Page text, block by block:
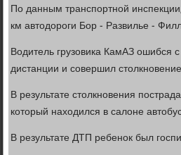
По данным транспортной
км автодороги Бор - Развилье -
Водитель грузовика КамАЗ ошибся
дистанции и совершил
В результате столкновения
который находился в салоне
В результате ДТП ребенок был